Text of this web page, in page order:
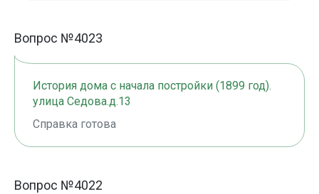
Вопрос №4023
История дома с начала постройки (1899 год).
улица Седова.д.13
Справка готова
Вопрос №4022